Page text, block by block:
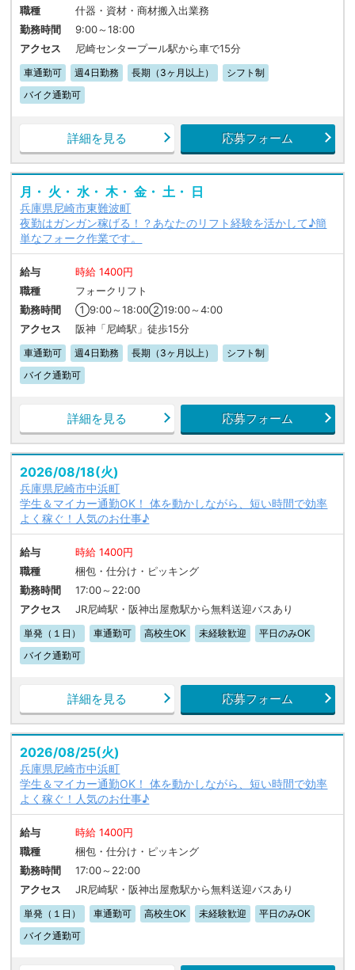
職種
什器・資材・商材搬入出業務
勤務時間
9:00～18:00
アクセス
尼崎センタープール駅から車で15分
車通勤可 週4日勤務 長期（3ヶ月以上）
シフト制
バイク通勤可
詳細を見る 応募フォーム
月・ 火・ 水・ 木・ 金・ 土・ 日
兵庫県尼崎市東難波町
夜勤はガンガン稼げる！？あなたのリフト経験を活かして♪簡
単なフォーク作業です。
給与
時給 1400円
職種
フォークリフト
勤務時間
①9:00～18:00②19:00～4:00
アクセス
阪神「尼崎駅」徒歩15分
車通勤可 週4日勤務 長期（3ヶ月以上）
シフト制
バイク通勤可
詳細を見る 応募フォーム
2026/08/18(火)
兵庫県尼崎市中浜町
学生＆マイカー通勤OK！ 体を動かしながら、短い時間で効率
よく稼ぐ！人気のお仕事♪
給与
時給 1400円
職種
梱包・仕分け・ピッキング
勤務時間
17:00～22:00
アクセス
JR尼崎駅・阪神出屋敷駅から無料送迎バスあり
単発（１日） 車通勤可 高校生OK 未経験歓迎
平日のみOK
バイク通勤可
詳細を見る 応募フォーム
2026/08/25(火)
兵庫県尼崎市中浜町
学生＆マイカー通勤OK！ 体を動かしながら、短い時間で効率
よく稼ぐ！人気のお仕事♪
給与
時給 1400円
職種
梱包・仕分け・ピッキング
勤務時間
17:00～22:00
アクセス
JR尼崎駅・阪神出屋敷駅から無料送迎バスあり
単発（１日） 車通勤可 高校生OK 未経験歓迎
平日のみOK
バイク通勤可